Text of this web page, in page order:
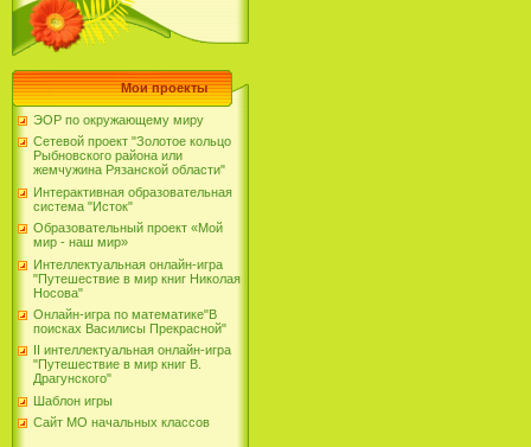
Мои проекты
ЭОР по окружающему миру
Сетевой проект "Золотое кольцо
Рыбновского района или
жемчужина Рязанской области"
Интерактивная образовательная
система "Исток"
Образовательный проект «Мой
мир - наш мир»
Интеллектуальная онлайн-игра
"Путешествие в мир книг Николая
Носова"
Онлайн-игра по математике"В
поисках Василисы Прекрасной"
II интеллектуальная онлайн-игра
"Путешествие в мир книг В.
Драгунского"
Шаблон игры
Сайт МО начальных классов